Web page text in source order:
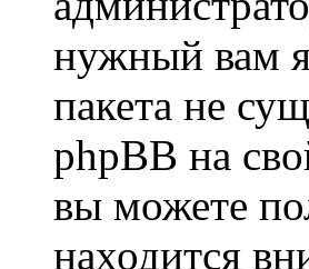
нужный вам
пакета не
phpBB на
вы можете
находится